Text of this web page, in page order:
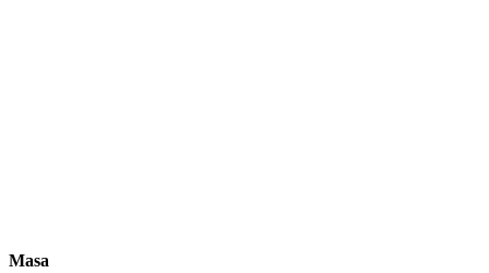
Masa